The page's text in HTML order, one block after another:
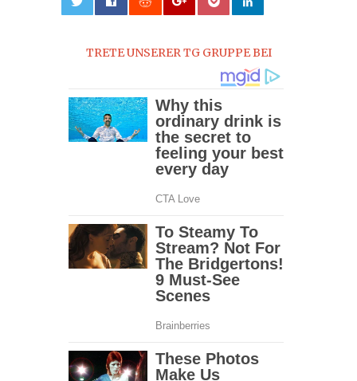
TRETE UNSERER TG GRUPPE BEI